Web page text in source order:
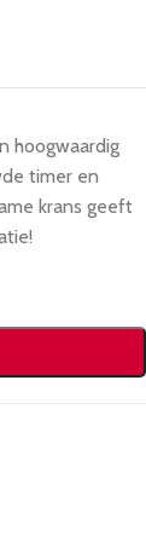
hoogwaardig
timer en
krans geeft